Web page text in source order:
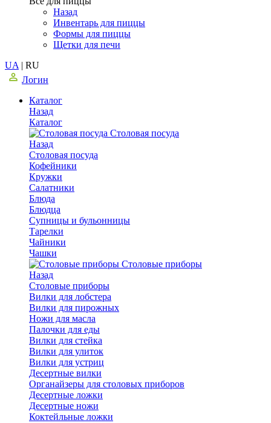
Назад
Инвентарь для пиццы
Формы для пиццы
Щетки для печи
UA | RU
Логин
Каталог
Назад
Каталог
Столовая посуда
Назад
Столовая посуда
Кофейники
Кружки
Салатники
Блюда
Блюдца
Супницы и бульонницы
Тарелки
Чайники
Чашки
Cтоловые приборы
Назад
Cтоловые приборы
Вилки для лобстера
Вилки для пирожных
Ножи для масла
Палочки для еды
Вилки для стейка
Вилки для улиток
Вилки для устриц
Десертные вилки
Органайзеры для столовых приборов
Десертные ложки
Десертные ножи
Коктейльные ложки